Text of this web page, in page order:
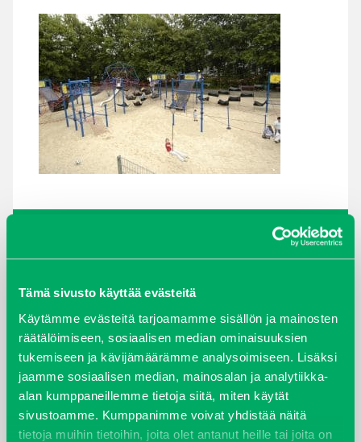
Tämä sivusto käyttää evästeitä
Käytämme evästeitä tarjoamamme sisällön ja mainosten
räätälöimiseen, sosiaalisen median ominaisuuksien
tukemiseen ja kävijämäärämme analysoimiseen. Lisäksi
jaamme sosiaalisen median, mainosalan ja analytiikka-
alan kumppaneillemme tietoja siitä, miten käytät
sivustoamme. Kumppanimme voivat yhdistää näitä
tietoja muihin tietoihin, joita olet antanut heille tai joita on
maaliskuu 2026
syyskuu 2023
joulukuu 2022
huhtikuu 2022